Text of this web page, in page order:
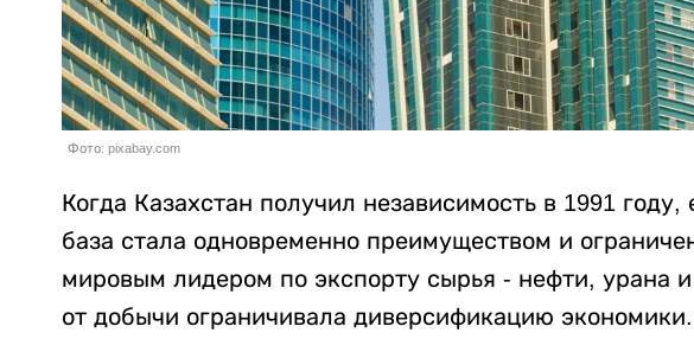
Фото: pixabay.com
Когда Казахстан получил независимость в 1991
база стала одновременно преимуществом и
мировым лидером по экспорту сырья - нефти, урана
от добычи ограничивала диверсификацию